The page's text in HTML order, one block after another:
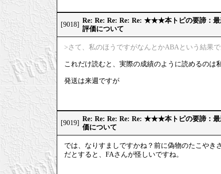
[9018]
Re: Re: Re: Re: Re: ★★★本トピの要諦：最
評価について
>さて、私のほうですがなんとかABAという結果
これだけ読むと、実際の成績のように読めるのは
発送は来週ですが
[9019]
Re: Re: Re: Re: Re: ★★★本トピの要諦：最
価について
では、なりすましですかね？前に偽物のたこやき
だとすると、FAさんが怪しいですね。